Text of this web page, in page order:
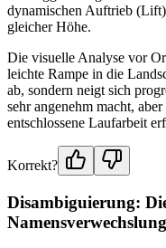
dynamischen Auftrieb
gleicher Höhe.
Die visuelle Analyse vor
leichte Rampe in die
ab, sondern neigt sich
sehr angenehm macht,
entschlossene Laufarbeit
Korrekt?
Disambiguierung:
Namensverwechslung